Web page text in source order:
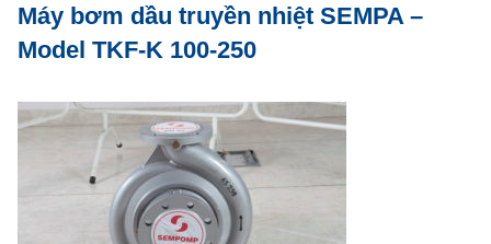
Máy bơm dầu truyền nhiệt SEMPA –
Model TKF-K 100-250